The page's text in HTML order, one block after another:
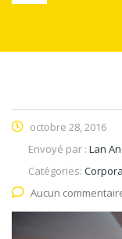
octobre 28, 2016
Envoyé par : Lan
Catégories:
Aucun